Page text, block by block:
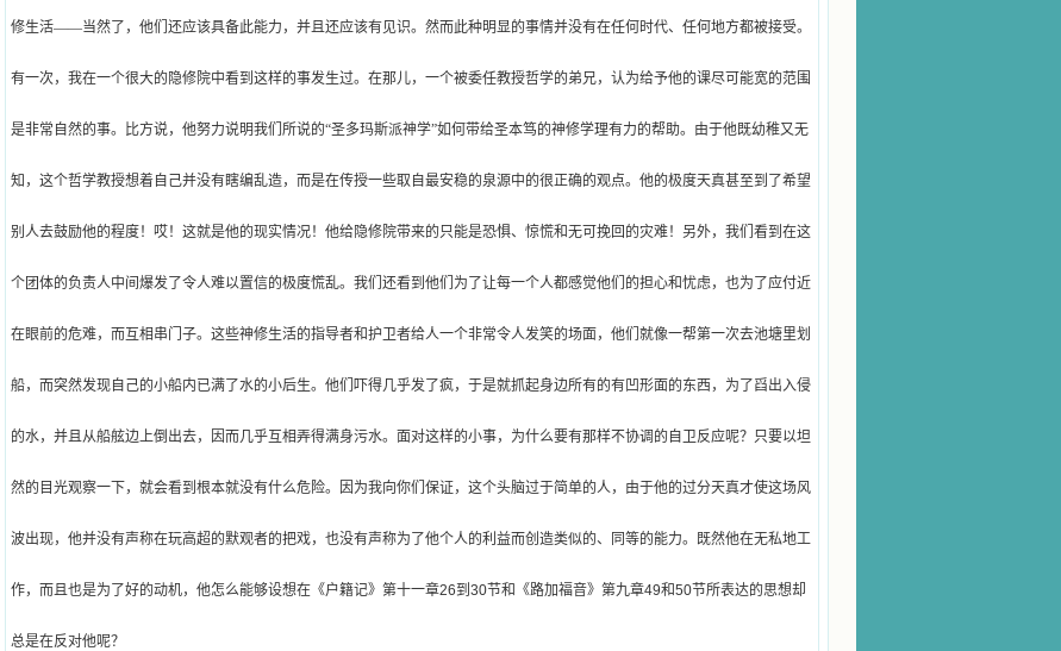
修生活——当然了，他们还应该具备此能力，并且还应该有见识。然而此种明显的事情并没有在任何时代、任何地方都被接受。
有一次，我在一个很大的隐修院中看到这样的事发生过。在那儿，一个被委任教授哲学的弟兄，认为给予他的课尽可能宽的范围
是非常自然的事。比方说，他努力说明我们所说的“圣多玛斯派神学”如何带给圣本笃的神修学理有力的帮助。由于他既幼稚又无
知，这个哲学教授想着自己并没有瞎编乱造，而是在传授一些取自最安稳的泉源中的很正确的观点。他的极度天真甚至到了希望
别人去鼓励他的程度！哎！这就是他的现实情况！他给隐修院带来的只能是恐惧、惊慌和无可挽回的灾难！另外，我们看到在这
个团体的负责人中间爆发了令人难以置信的极度慌乱。我们还看到他们为了让每一个人都感觉他们的担心和忧虑，也为了应付近
在眼前的危难，而互相串门子。这些神修生活的指导者和护卫者给人一个非常令人发笑的场面，他们就像一帮第一次去池塘里划
船，而突然发现自己的小船内已满了水的小后生。他们吓得几乎发了疯，于是就抓起身边所有的有凹形面的东西，为了舀出入侵
的水，并且从船舷边上倒出去，因而几乎互相弄得满身污水。面对这样的小事，为什么要有那样不协调的自卫反应呢？只要以坦
然的目光观察一下，就会看到根本就没有什么危险。因为我向你们保证，这个头脑过于简单的人，由于他的过分天真才使这场风
波出现，他并没有声称在玩高超的默观者的把戏，也没有声称为了他个人的利益而创造类似的、同等的能力。既然他在无私地工
作，而且也是为了好的动机，他怎么能够设想在《户籍记》第十一章26到 30节和《路加福音》第九章49和50节所表达的思想却
总是在反对他呢？